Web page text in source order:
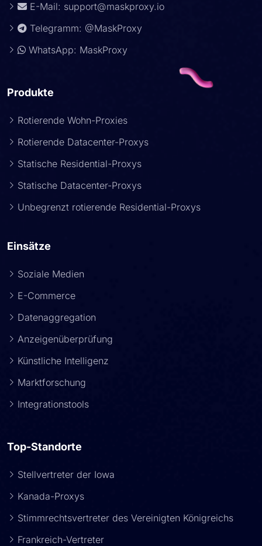
E-Mail: support@maskproxy.io
Telegramm: @MaskProxy
WhatsApp: MaskProxy
Produkte
Rotierende Wohn-Proxies
Rotierende Datacenter-Proxys
Statische Residential-Proxys
Statische Datacenter-Proxys
Unbegrenzt rotierende Residential-Proxys
Einsätze
Soziale Medien
E-Commerce
Datenaggregation
Anzeigenüberprüfung
Künstliche Intelligenz
Marktforschung
Integrationstools
Top-Standorte
Stellvertreter der Iowa
Kanada-Proxys
Stimmrechtsvertreter des Vereinigten Königreichs
Frankreich-Vertreter